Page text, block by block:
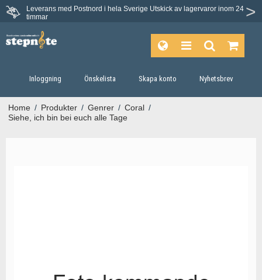
Leverans med Postnord i hela Sverige Utskick av lagervaror inom 24
timmar
Inloggning Önskelista Skapa konto Nyhetsbrev
Home / Produkter / Genrer / Coral /
Siehe, ich bin bei euch alle Tage